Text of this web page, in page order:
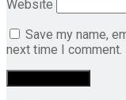
Website
Save my name,
next time I comment.